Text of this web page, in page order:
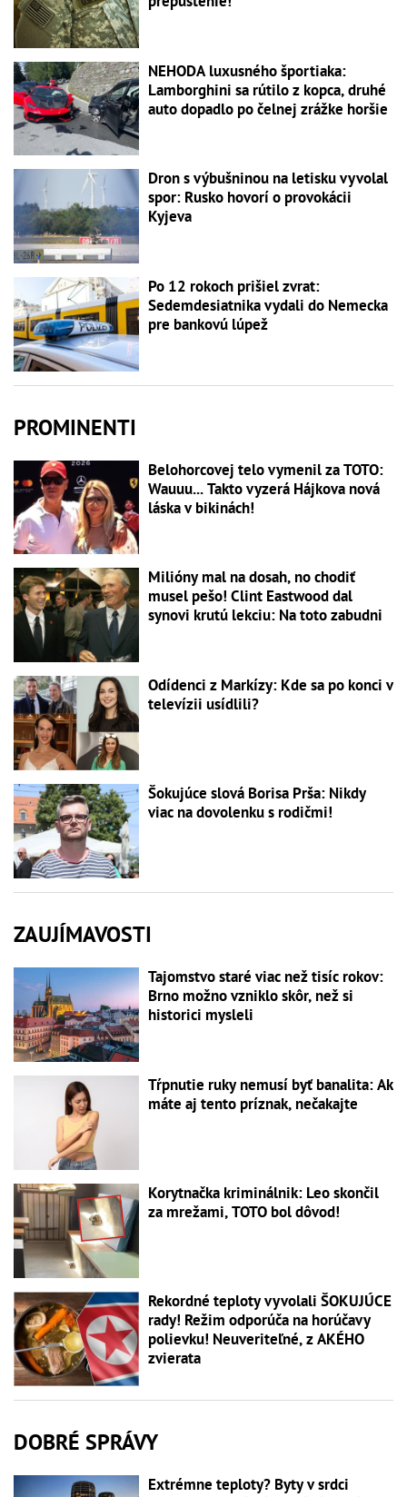
NEHODA luxusného športiaka:
Lamborghini sa rútilo z kopca, druhé
auto dopadlo po čelnej zrážke horšie
Dron s výbušninou na letisku vyvolal
spor: Rusko hovorí o provokácii
Kyjeva
Po 12 rokoch prišiel zvrat:
Sedemdesiatnika vydali do Nemecka
pre bankovú lúpež
PROMINENTI
Belohorcovej telo vymenil za TOTO:
Wauuu... Takto vyzerá Hájkova nová
láska v bikinách!
Milióny mal na dosah, no chodiť
musel pešo! Clint Eastwood dal
synovi krutú lekciu: Na toto zabudni
Odídenci z Markízy: Kde sa po konci v
televízii usídlili?
Šokujúce slová Borisa Prša: Nikdy
viac na dovolenku s rodičmi!
ZAUJÍMAVOSTI
Tajomstvo staré viac než tisíc rokov:
Brno možno vzniklo skôr, než si
historici mysleli
Tŕpnutie ruky nemusí byť banalita: Ak
máte aj tento príznak, nečakajte
Korytnačka kriminálnik: Leo skončil
za mrežami, TOTO bol dôvod!
Rekordné teploty vyvolali ŠOKUJÚCE
rady! Režim odporúča na horúčavy
polievku! Neuveriteľné, z AKÉHO
zvierata
DOBRÉ SPRÁVY
Extrémne teploty? Byty v srdci